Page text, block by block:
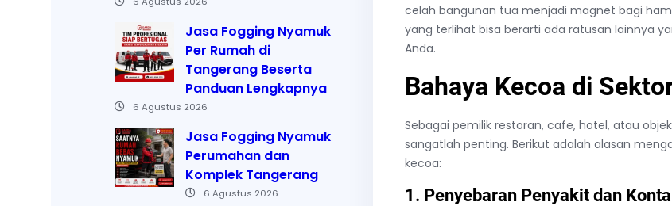
Jasa Fogging Nyamuk
Per Rumah di
Tangerang Beserta
Panduan Lengkapnya
6 Agustus 2026
Jasa Fogging Nyamuk
Perumahan dan
Komplek Tangerang
6 Agustus 2026
celah bangunan tua menjadi magnet bagi
yang terlihat bisa berarti ada ratusan lainnya
Anda.
Bahaya Kecoa di
Sebagai pemilik restoran, cafe, hotel, atau
sangatlah penting. Berikut adalah alasan
kecoa:
1. Penyebaran Penyakit dan